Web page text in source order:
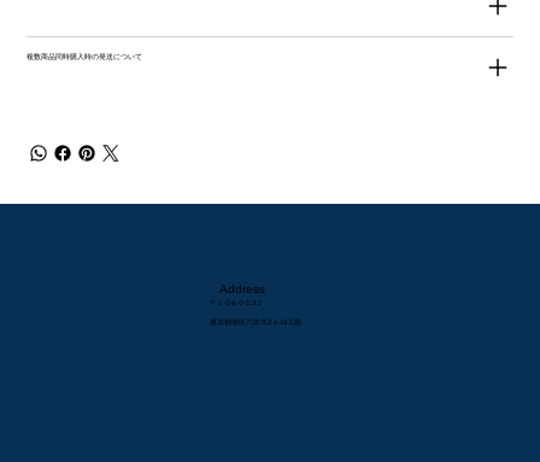
複数商品同時購入時の発送について
Address
〒１０6-００3２
東京都港区六本木2-1-19３階